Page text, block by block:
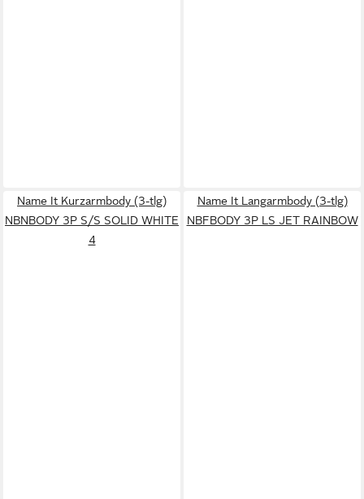
Name It Kurzarmbody (3-tlg)
NBNBODY 3P S/S SOLID WHITE
4
Name It Langarmbody (3-tlg)
NBFBODY 3P LS JET RAINBOW